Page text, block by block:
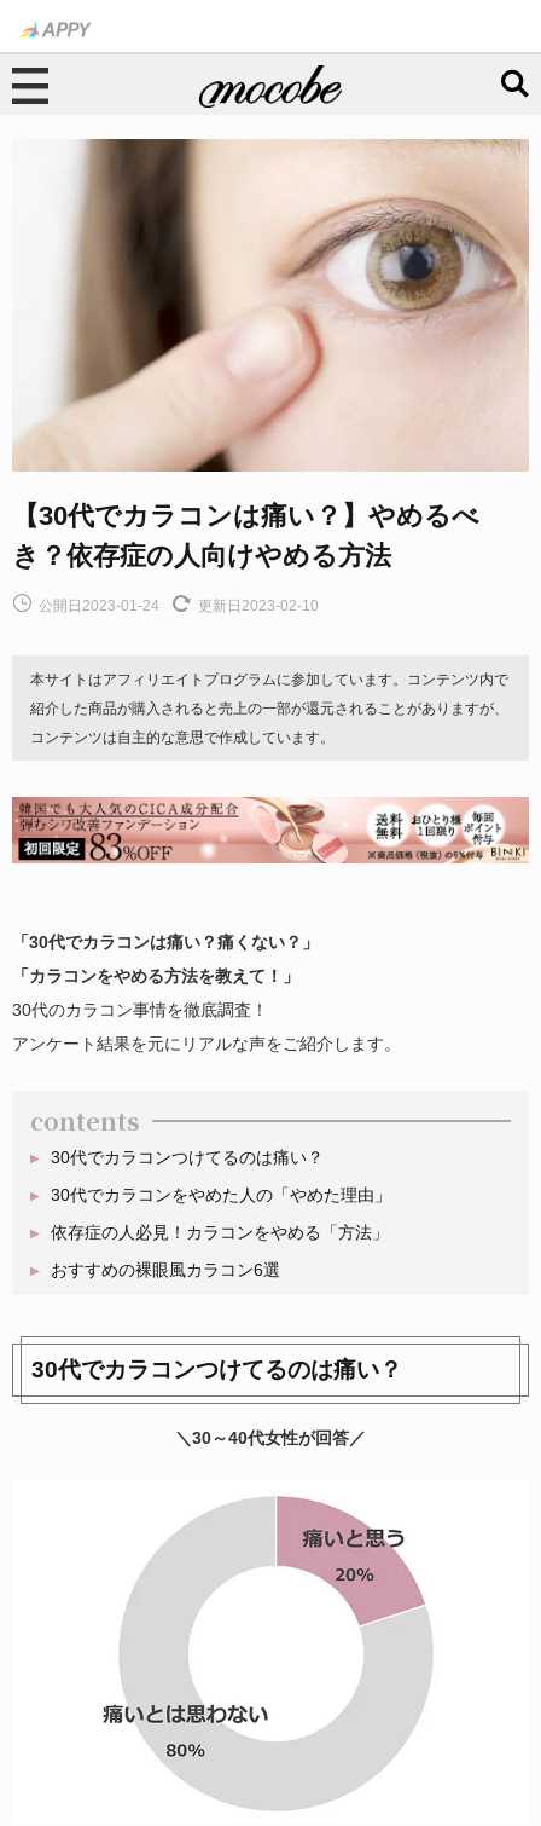
【30代でカラコンは痛い？】やめるべ
き？依存症の人向けやめる方法
公開日2023-01-24 更新日2023-02-10
本サイトはアフィリエイトプログラムに参加しています。コンテンツ内で
紹介した商品が購入されると売上の一部が還元されることがありますが、
コンテンツは自主的な意思で作成しています。
「30代でカラコンは痛い？痛くない？」
「カラコンをやめる方法を教えて！」
30代のカラコン事情を徹底調査！
アンケート結果を元にリアルな声をご紹介します。
contents
30代でカラコンつけてるのは痛い？
30代でカラコンをやめた人の「やめた理由」
依存症の人必見！カラコンをやめる「方法」
おすすめの裸眼風カラコン6選
30代でカラコンつけてるのは痛い？
＼30～40代女性が回答／